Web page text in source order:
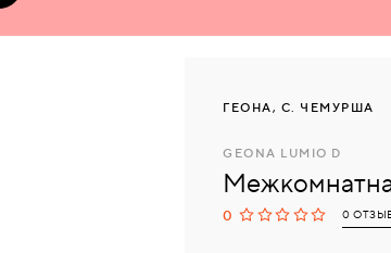
ГЕОНА, С. ЧЕМУРША
GEONA LUMIO D
0 0